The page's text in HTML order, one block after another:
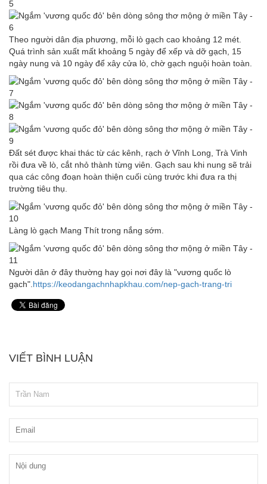
Theo người dân địa phương, mỗi lò gạch cao khoảng 12 mét.
Quá trình sản xuất mất khoảng 5 ngày để xếp và dỡ gạch, 15
ngày nung và 10 ngày để xây cửa lò, chờ gạch nguội hoàn toàn.
Đất sét được khai thác từ các kênh, rạch ở Vĩnh Long, Trà Vinh
rồi đưa về lò, cắt nhỏ thành từng viên. Gạch sau khi nung sẽ trải
qua các công đoạn hoàn thiện cuối cùng trước khi đưa ra thị
trường tiêu thụ.
Làng lò gạch Mang Thít trong nắng sớm.
Người dân ở đây thường hay gọi nơi đây là "vương quốc lò
gạch".https://keodangachnhapkhau.com/nep-gach-trang-tri
VIẾT BÌNH LUẬN